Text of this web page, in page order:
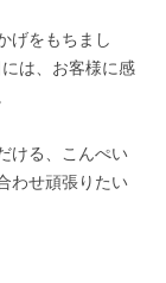
げをもちまし
は、お客様に感
ける、こんぺい
わせ頑張りたい